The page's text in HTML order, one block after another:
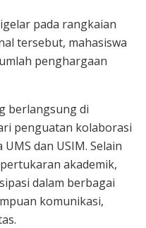
pada rangkaian
tersebut, mahasiswa
penghargaan
berlangsung di
penguatan kolaborasi
dan USIM. Selain
akademik,
dalam berbagai
komunikasi,